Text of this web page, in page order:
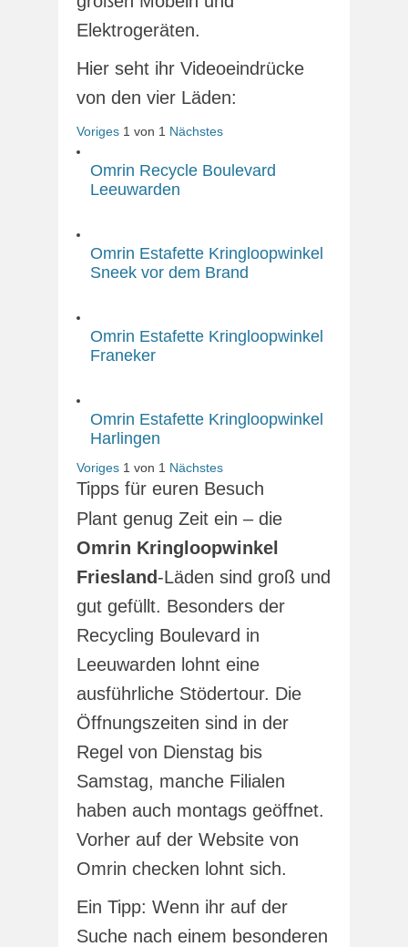
Elektrogeräten.
Hier seht ihr Videoeindrücke
von den vier Läden:
Voriges 1 von 1 Nächstes
Omrin Recycle Boulevard
Leeuwarden
Omrin Estafette Kringloopwinkel
Sneek vor dem Brand
Omrin Estafette Kringloopwinkel
Franeker
Omrin Estafette Kringloopwinkel
Harlingen
Voriges 1 von 1 Nächstes
Tipps für euren Besuch
Plant genug Zeit ein – die
Omrin Kringloopwinkel
Friesland-Läden sind groß und
gut gefüllt. Besonders der
Recycling Boulevard in
Leeuwarden lohnt eine
ausführliche Stödertour. Die
Öffnungszeiten sind in der
Regel von Dienstag bis
Samstag, manche Filialen
haben auch montags geöffnet.
Vorher auf der Website von
Omrin checken lohnt sich.
Ein Tipp: Wenn ihr auf der
Suche nach einem besonderen